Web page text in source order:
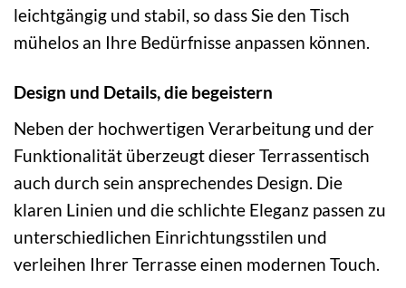
leichtgängig und stabil, so dass Sie den Tisch
mühelos an Ihre Bedürfnisse anpassen können.
Design und Details, die begeistern
Neben der hochwertigen Verarbeitung und der
Funktionalität überzeugt dieser Terrassentisch
auch durch sein ansprechendes Design. Die
klaren Linien und die schlichte Eleganz passen zu
unterschiedlichen Einrichtungsstilen und
verleihen Ihrer Terrasse einen modernen Touch.